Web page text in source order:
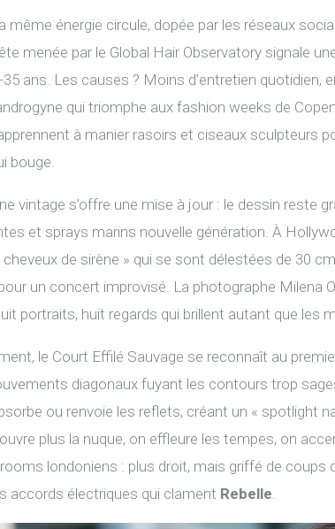
même énergie circule, dopée par les réseaux
menée par le Global Hair Observatory signale
35 ans. Les causes ? Moins d’entretien
qui triomphe aux fashion weeks de
à manier rasoirs et ciseaux sculpteurs
bouge.
vintage s’offre une mise à jour : le dessin reste
et sprays marins nouvelle génération. À
cheveux de sirène » qui se sont délestées de 30
un concert improvisé. La photographe Milena
portraits, huit regards qui brillent autant que les
le Court Effilé Sauvage se reconnaît au
diagonaux fuyant les contours trop
ou renvoie les reflets, créant un « spotlight
plus la nuque, on effleure les tempes, on
londoniens : plus droit, mais griffé de
accords électriques qui clament Rebelle